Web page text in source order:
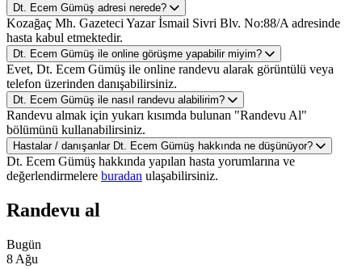
Dt. Ecem Gümüş adresi nerede?
Kozağaç Mh. Gazeteci Yazar İsmail Sivri Blv. No:88/A adresinde
hasta kabul etmektedir.
Dt. Ecem Gümüş ile online görüşme yapabilir miyim?
Evet, Dt. Ecem Gümüş ile online randevu alarak görüntülü veya
telefon üzerinden danışabilirsiniz.
Dt. Ecem Gümüş ile nasıl randevu alabilirim?
Randevu almak için yukarı kısımda bulunan "Randevu Al"
bölümünü kullanabilirsiniz.
Hastalar / danışanlar Dt. Ecem Gümüş hakkında ne düşünüyor?
Dt. Ecem Gümüş hakkında yapılan hasta yorumlarına ve
değerlendirmelere buradan ulaşabilirsiniz.
Randevu al
Bugün
8 Ağu